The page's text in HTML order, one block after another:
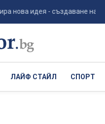
идея - създаване на агенция
ЛАЙФ СТАЙЛ СПОРТ